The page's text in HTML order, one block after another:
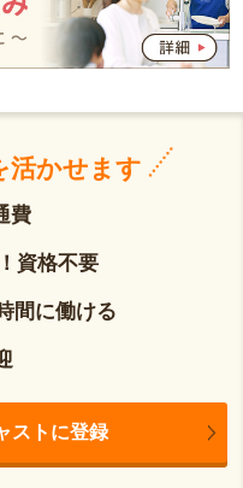
活かせます
費
資格不要
間に働ける
ストに登録